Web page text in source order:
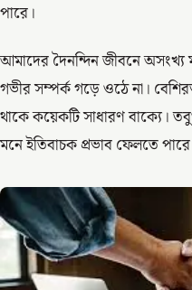
পারে।
আমাদের দৈনন্দিন জীবনে অসংখ্য
গভীর সম্পর্ক গড়ে ওঠে না।
থাকে কয়েকটি সাধারণ বাক্যে।
মনে ইতিবাচক প্রভাব ফেলতে